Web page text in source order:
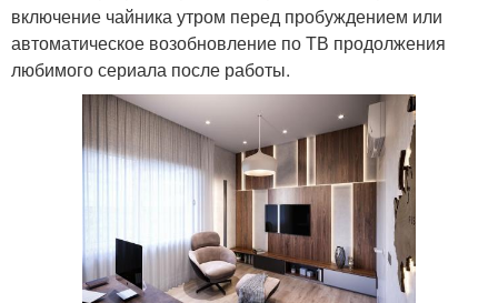
включение чайника утром перед пробуждением или
автоматическое возобновление по ТВ продолжения
любимого сериала после работы.